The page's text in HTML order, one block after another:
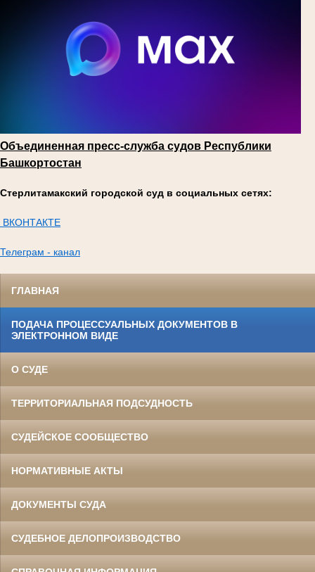
Объединенная пресс-служба судов Республики
Башкортостан
Стерлитамакский городской суд в социальных сетях:
ВКОНТАКТЕ
Телеграм - канал
ГЛАВНАЯ
ПОДАЧА ПРОЦЕССУАЛЬНЫХ ДОКУМЕНТОВ В
ЭЛЕКТРОННОМ ВИДЕ
О СУДЕ
ТЕРРИТОРИАЛЬНАЯ ПОДСУДНОСТЬ
СУДЕЙСКОЕ СООБЩЕСТВО
НОРМАТИВНЫЕ АКТЫ
ДОКУМЕНТЫ СУДА
СУДЕБНОЕ ДЕЛОПРОИЗВОДСТВО